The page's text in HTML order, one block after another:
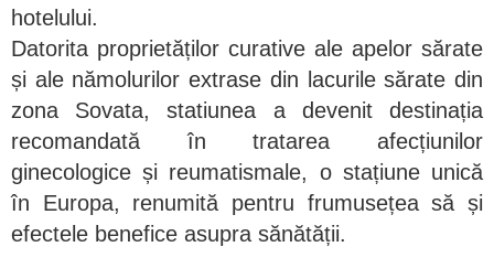
hotelului.
Datorita proprietăților curative ale apelor sărate
și ale nămolurilor extrase din lacurile sărate din
zona Sovata, statiunea a devenit destinația
recomandată în tratarea afecțiunilor
ginecologice și reumatismale, o stațiune unică
în Europa, renumită pentru frumusețea să și
efectele benefice asupra sănătății.